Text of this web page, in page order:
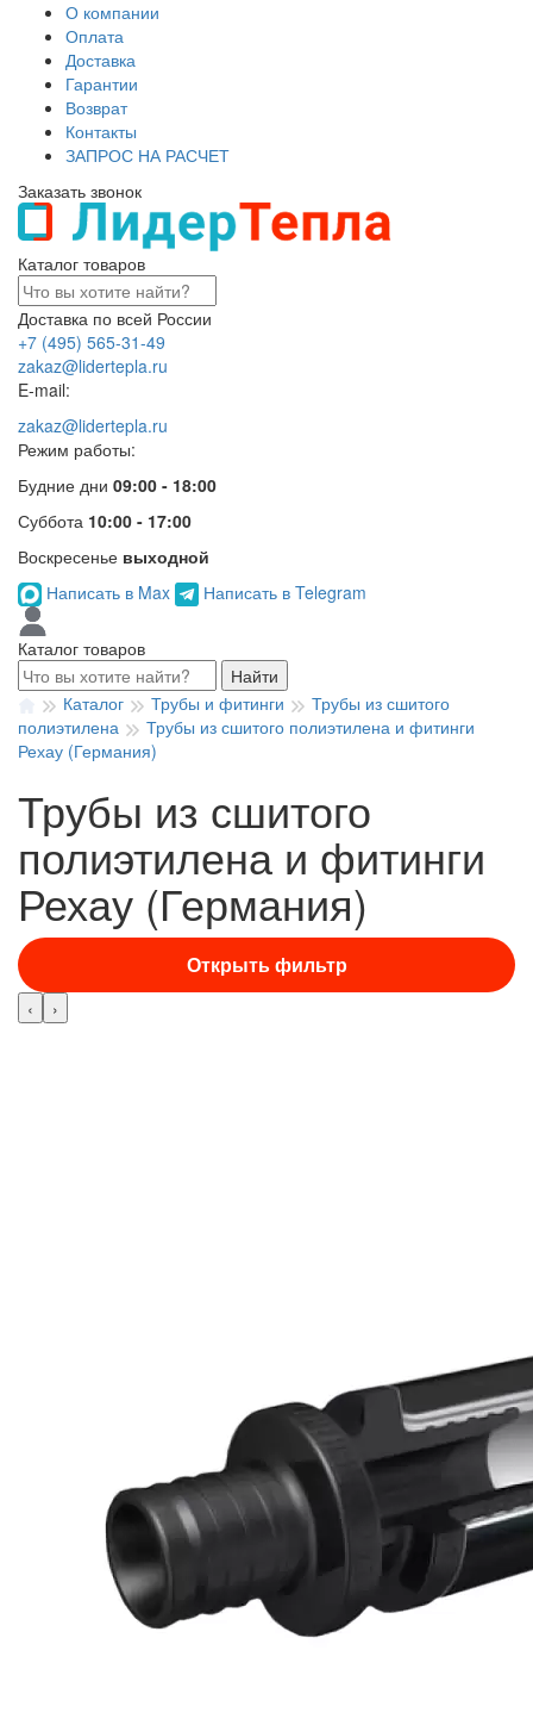
О компании
Оплата
Доставка
Гарантии
Возврат
Контакты
ЗАПРОС НА РАСЧЕТ
Заказать звонок
Каталог товаров
Доставка по всей России
+7 (495) 565-31-49
zakaz@lidertepla.ru
E-mail:
zakaz@lidertepla.ru
Режим работы:
Будние дни 09:00 - 18:00
Суббота 10:00 - 17:00
Воскресенье выходной
Написать в Max
Написать в Telegram
Каталог товаров
Найти
Каталог
Трубы и фитинги
Трубы из сшитого
полиэтилена
Трубы из сшитого полиэтилена и фитинги
Рехау (Германия)
Трубы из сшитого
полиэтилена и фитинги
Рехау (Германия)
Открыть фильтр
‹ ›